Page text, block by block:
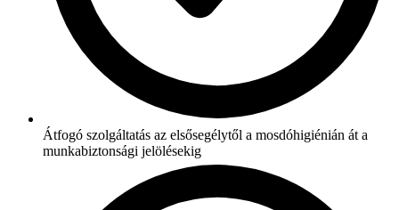
Átfogó szolgáltatás az elsősegélytől a mosdóhigiénián át a
munkabiztonsági jelölésekig